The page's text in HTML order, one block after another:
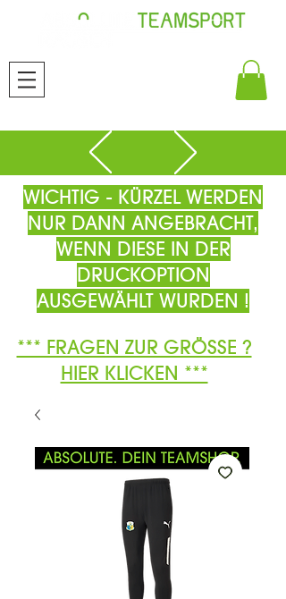
WICHTIG - KÜRZEL WERDEN
NUR DANN ANGEBRACHT,
WENN DIESE IN DER
DRUCKOPTION
AUSGEWÄHLT WURDEN !
*** FRAGEN ZUR GRÖSSE ?
HIER KLICKEN ***